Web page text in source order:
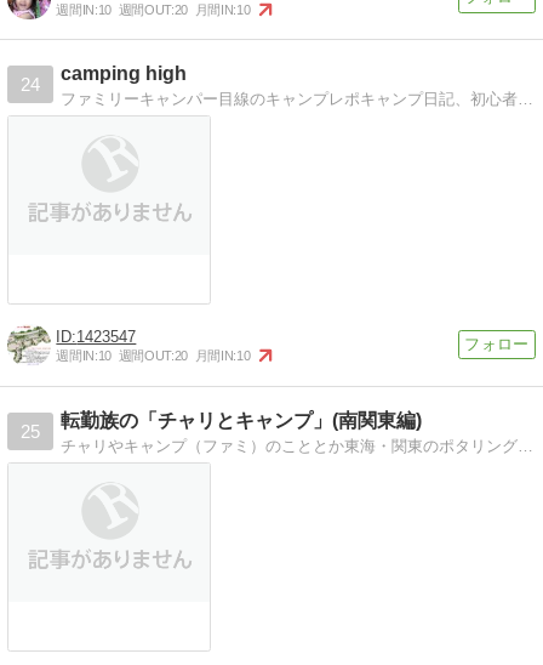
週間IN:10 週間OUT:20 月間IN:10
24
camping high
1423547
週間IN:10 週間OUT:20 月間IN:10
25
転勤族の「チャリとキャンプ」(南関東編)
チャリやキャンプ（ファミ）のこととか東海・関東のポタリング、キャンプ場、温泉、キャンプ用品のこと書いてます